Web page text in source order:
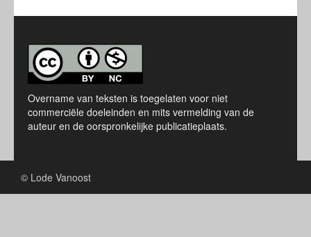
Overname van teksten is toegelaten voor niet
commerciële doeleinden en mits vermelding van de
auteur en de oorspronkelijke publicatieplaats.
© Lode Vanoost